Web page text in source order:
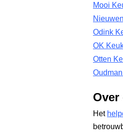
Mooi
Odink
OK
Otten
Over
Het